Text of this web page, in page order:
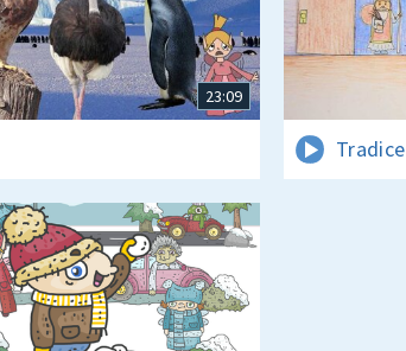
23:09
Tradice